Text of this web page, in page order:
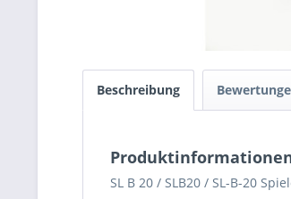
Beschreibung
Produktinformationen
SL B 20 / SLB20 / SL-B-20